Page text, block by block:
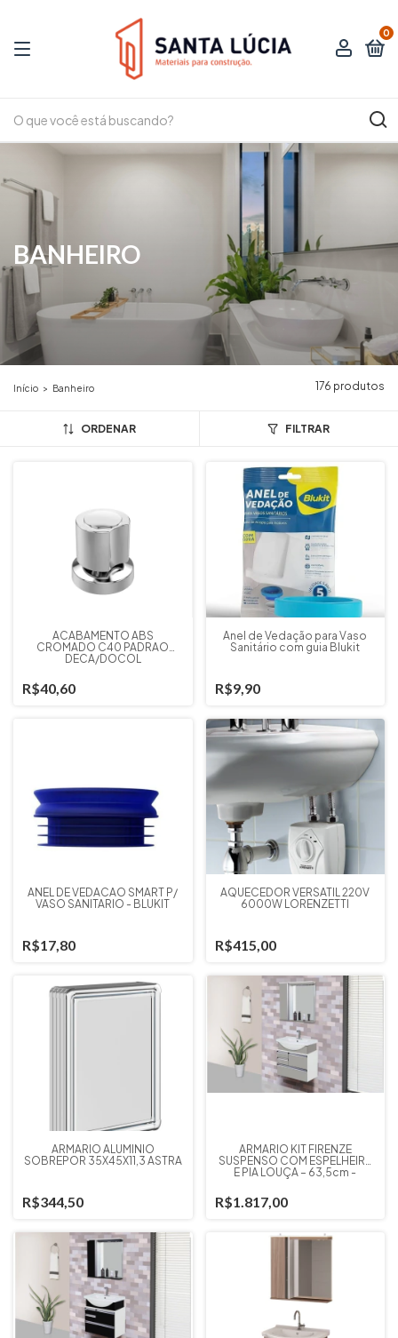
0
BANHEIRO
Início > Banheiro 176 produtos
ORDENAR FILTRAR
ACABAMENTO ABS
CROMADO C40 PADRAO
DECA/DOCOL
R$40,60
Anel de Vedação para Vaso
Sanitário com guia Blukit
R$9,90
ANEL DE VEDACAO SMART P/
VASO SANITARIO - BLUKIT
R$17,80
AQUECEDOR VERSÁTIL 220V
6000W LORENZETTI
R$415,00
ARMARIO ALUMINIO
SOBREPOR 35X45X11,3 ASTRA
R$344,50
ARMÁRIO KIT FIRENZE
SUSPENSO COM ESPELHEIRA
E PIA LOUÇA – 63,5cm -
R$1.817,00